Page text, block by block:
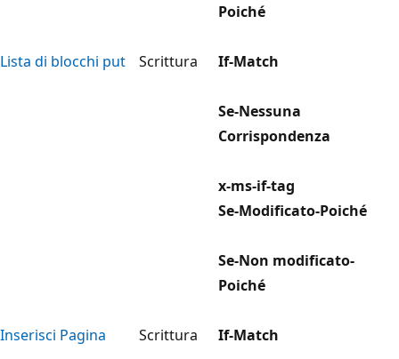
Lista di blocchi put Scrittura
Poiché
If-Match
Se-Nessuna
Corrispondenza
x-ms-if-tag
Inserisci Pagina Scrittura
Se-Modificato-Poiché
Se-Non modificato-
Poiché
If-Match